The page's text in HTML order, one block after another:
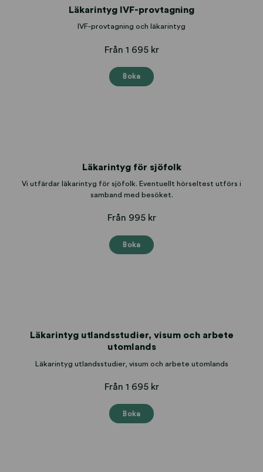
Läkarintyg IVF-provtagning
IVF-provtagning och läkarintyg
Från 1 695 kr
Boka
Läkarintyg för sjöfolk
Vi utfärdar läkarintyg för sjöfolk. Eventuellt hörseltest utförs i
samband med besöket.
Från 995 kr
Boka
Läkarintyg utlandsstudier, visum och arbete
utomlands
Läkarintyg utlandsstudier, visum och arbete utomlands
Från 1 695 kr
Boka